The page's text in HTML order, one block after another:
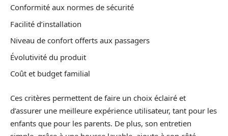
Conformité aux normes de sécurité
Facilité d’installation
Niveau de confort offerts aux passagers
Évolutivité du produit
Coût et budget familial
Ces critères permettent de faire un choix éclairé et
d’assurer une meilleure expérience utilisateur, tant pour les
enfants que pour les parents. De plus, son entretien